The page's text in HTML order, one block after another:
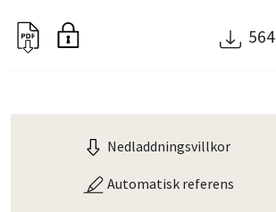
564
Nedladdningsvillkor
Automatisk referens